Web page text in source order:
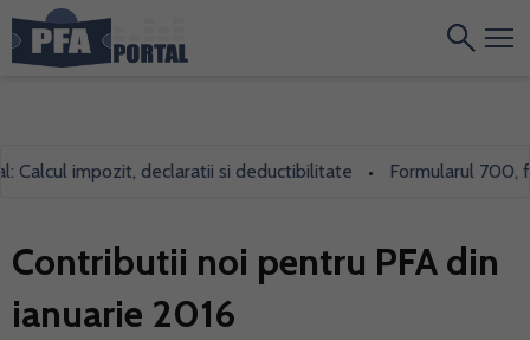
impozit, declaratii si deductibilitate • Formularul 700,
Contributii noi pentru PFA din
ianuarie 2016